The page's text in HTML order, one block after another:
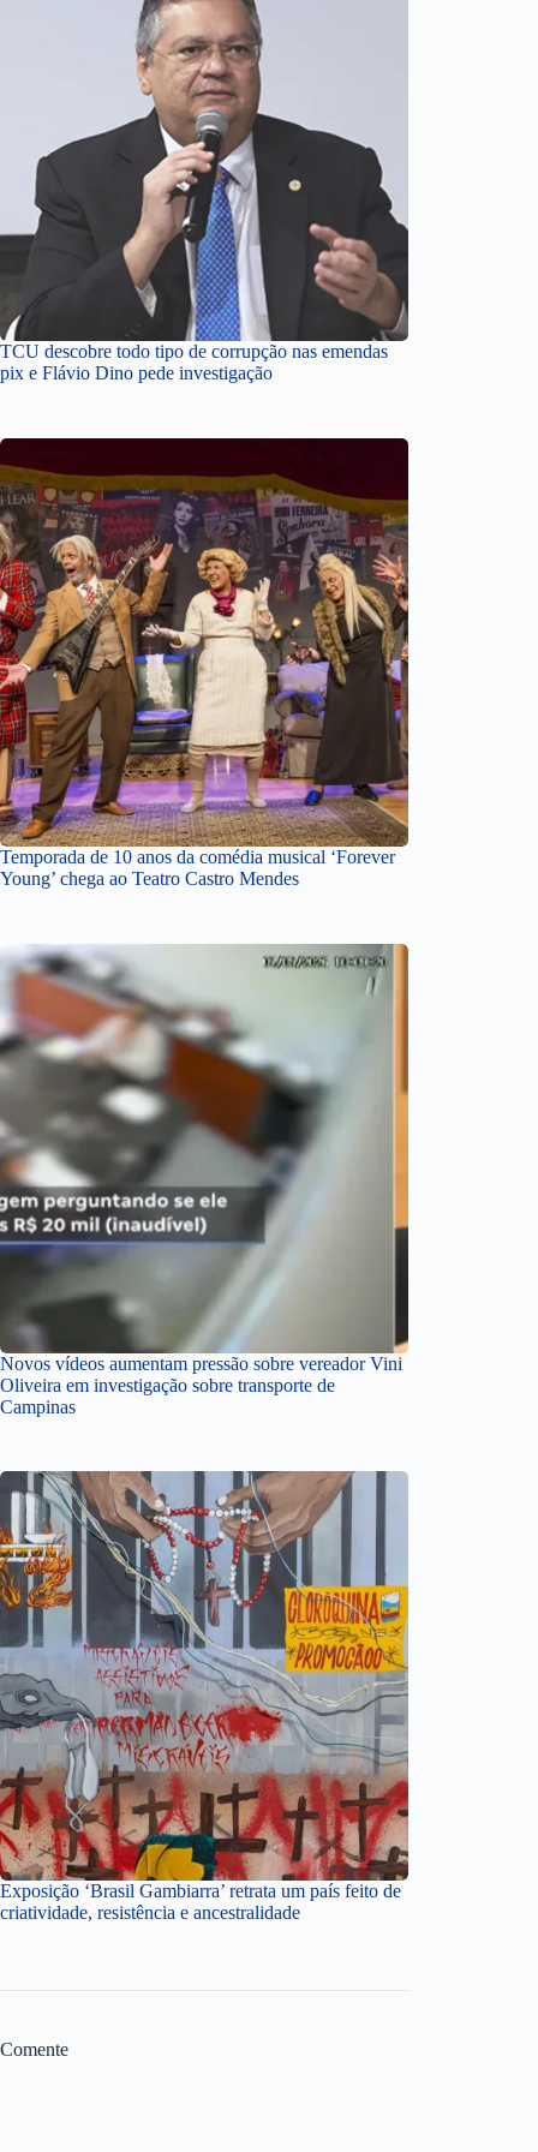
TCU descobre todo tipo de corrupção nas emendas
pix e Flávio Dino pede investigação
Temporada de 10 anos da comédia musical ‘Forever
Young’ chega ao Teatro Castro Mendes
Novos vídeos aumentam pressão sobre vereador Vini
Oliveira em investigação sobre transporte de
Campinas
Exposição ‘Brasil Gambiarra’ retrata um país feito de
criatividade, resistência e ancestralidade
Comente